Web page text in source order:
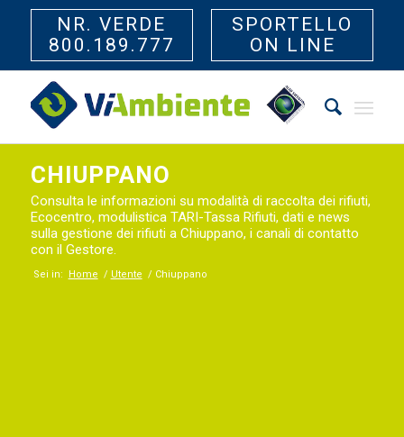
NR. VERDE
800.189.777
SPORTELLO
ON LINE
CHIUPPANO
Consulta le informazioni su modalità di raccolta dei rifiuti,
Ecocentro, modulistica TARI-Tassa Rifiuti, dati e news
sulla gestione dei rifiuti a Chiuppano, i canali di contatto
con il Gestore.
Sei in: Home / Utente / Chiuppano